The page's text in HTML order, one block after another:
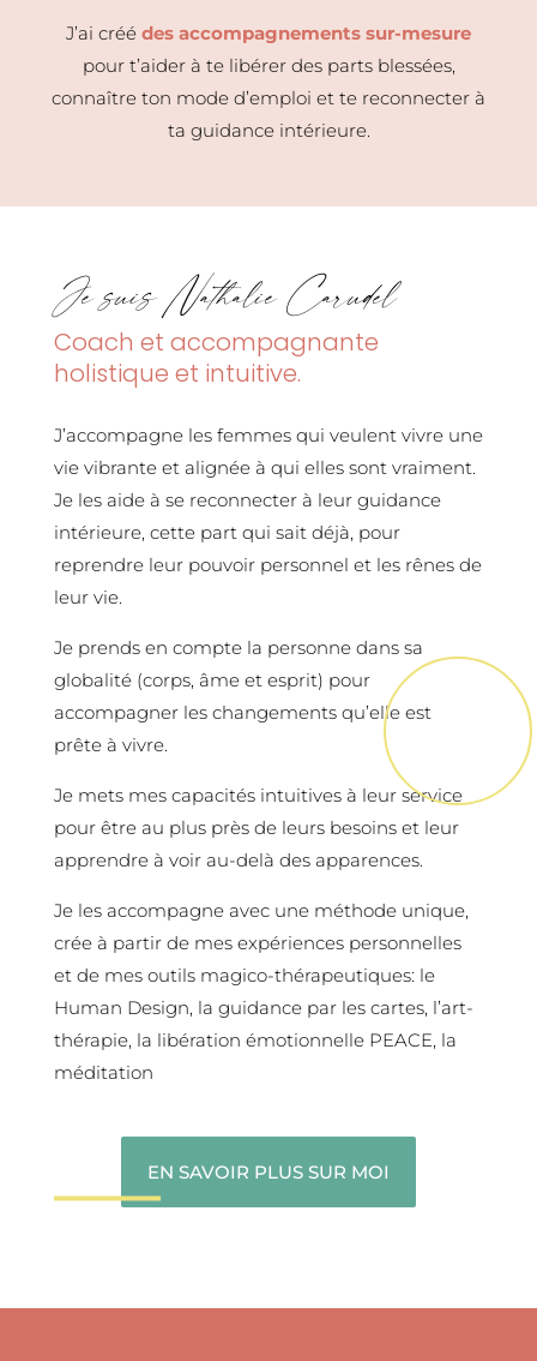
J’ai créé des accompagnements sur-mesure
pour t’aider à te libérer des parts blessées,
connaître ton mode d’emploi et te reconnecter à
ta guidance intérieure.
Je suis Nathalie Carudel
Coach et accompagnante
holistique et intuitive.
J’accompagne les femmes qui veulent vivre une
vie vibrante et alignée à qui elles sont vraiment.
Je les aide à se reconnecter à leur guidance
intérieure, cette part qui sait déjà, pour
reprendre leur pouvoir personnel et les rênes de
leur vie.
Je prends en compte la personne dans sa
globalité (corps, âme et esprit) pour
accompagner les changements qu’elle est
prête à vivre.
Je mets mes capacités intuitives à leur service
pour être au plus près de leurs besoins et leur
apprendre à voir au-delà des apparences.
Je les accompagne avec une méthode unique,
crée à partir de mes expériences personnelles
et de mes outils magico-thérapeutiques: le
Human Design, la guidance par les cartes, l’art-
thérapie, la libération émotionnelle PEACE, la
méditation
EN SAVOIR PLUS SUR MOI